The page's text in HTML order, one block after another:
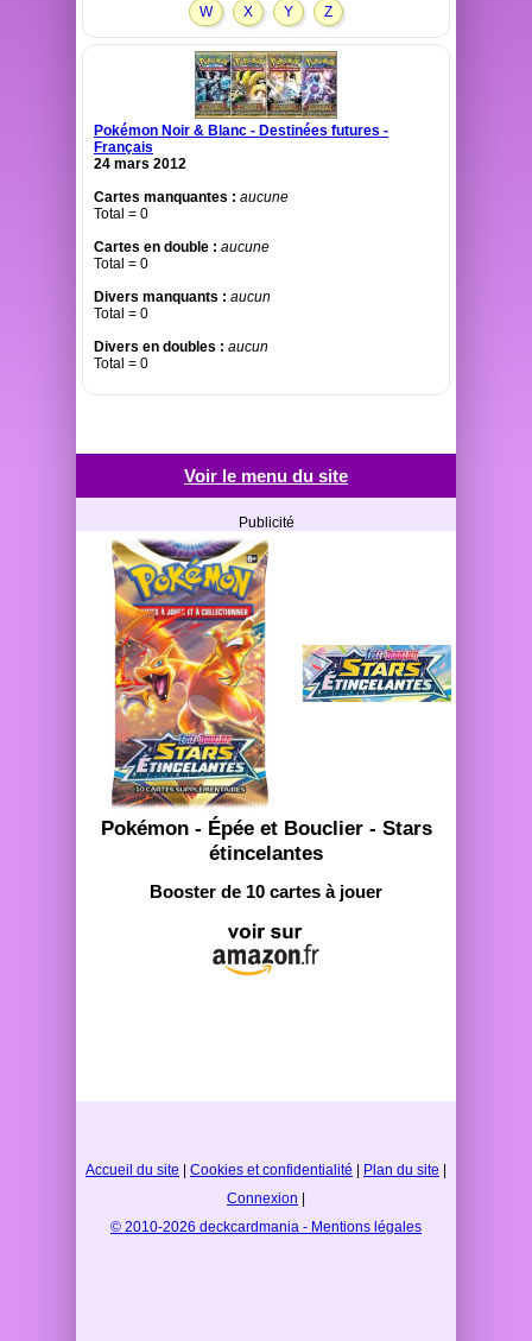
W X Y Z
Pokémon Noir & Blanc - Destinées futures -
Français
24 mars 2012
Cartes manquantes : aucune
Total = 0
Cartes en double : aucune
Total = 0
Divers manquants : aucun
Total = 0
Divers en doubles : aucun
Total = 0
Voir le menu du site
Publicité
Pokémon - Épée et Bouclier - Stars
étincelantes
Booster de 10 cartes à jouer
Accueil du site Cookies et confidentialité Plan du site
Connexion
© 2010-2026 deckcardmania - Mentions légales